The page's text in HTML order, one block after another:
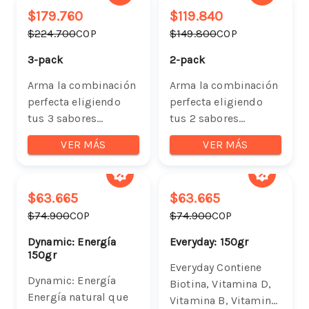
$179.760
$224.700COP
3-pack
Arma la combinación
perfecta eligiendo
tus 3 sabores
favoritos de Gooms.
VER MÁS
$119.840
$149.800COP
2-pack
Arma la combinación
perfecta eligiendo
tus 2 sabores
favoritos de Gooms.
VER MÁS
$63.665
$74.900COP
Dynamic: Energía
150gr
Dynamic: Energía
Energía natural que
$63.665
$74.900COP
Everyday: 150gr
Everyday Contiene
Biotina, Vitamina D,
Vitamina B, Vitamina